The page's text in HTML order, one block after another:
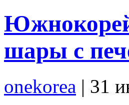
шары с
onekorea | 31